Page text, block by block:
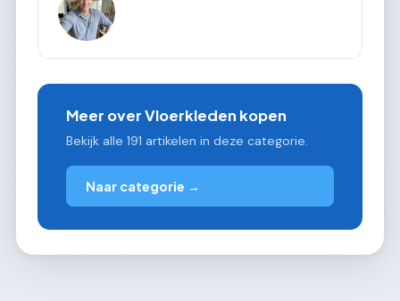
Meer over Vloerkleden kopen
Bekijk alle 191 artikelen in deze categorie.
Naar categorie →